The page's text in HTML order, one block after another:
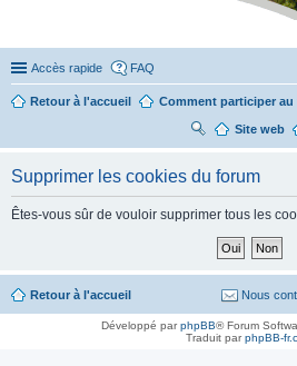
Stylevan - Vans
Accès rapide FAQ
Retour à l'accueil Comment participer au
Site web
her
ch
Supprimer les cookies du forum
Êtes-vous sûr de vouloir supprimer tous les
Retour à l'accueil Nous
Développé parphpBB® Forum
Traduit parphpBB-